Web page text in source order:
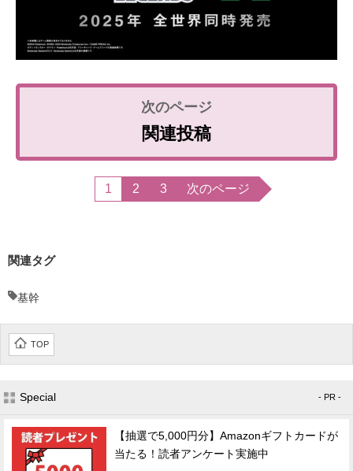
ちょっと気になるネットの話題
関連投稿
1 2 3 次のページ
関連タグ
基幹
TOP
Special - PR -
【抽選で5,000円分】Amazonギフトカードが
当たる！読者アンケート実施中